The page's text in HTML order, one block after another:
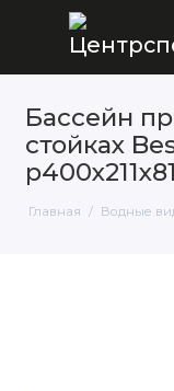
Бассейн
стойках
Главная Водные